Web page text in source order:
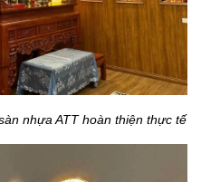
nhựa ATT hoàn thiện thực tế